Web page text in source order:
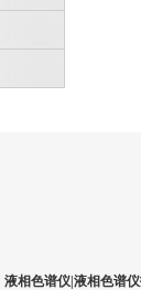
液相色谱仪|液相色谱